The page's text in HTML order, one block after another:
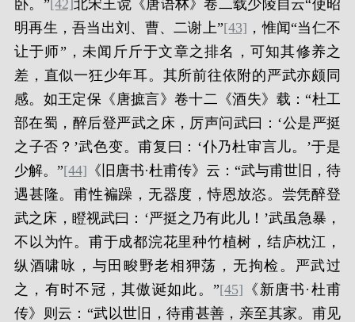
卧。”[42]北宋王谠《唐语林》卷二载少陵自云“使昭
明再生，吾当出刘、曹、二谢上”[43] ，惟闻“当仁不
让于师”，未闻斤斤于文章之排名，可知其修养之
差，直似一狂少年耳。其所前往依附的严武亦颇同
感。如王定保《唐摭言》卷十二《酒失》载：“杜工
部在蜀，醉后登严武之床，厉声问武曰：‘公是严挺
之子否？’武色变。甫复曰：‘仆乃杜审言儿。’于是
少解。”[44] 《旧唐书·杜甫传》云：“武与甫世旧，待
遇甚隆。甫性褊躁，无器度，恃恩放恣。尝凭醉登
武之床，瞪视武曰：‘严挺之乃有此儿！’武虽急暴，
不以为忤。甫于成都浣花里种竹植树，结庐枕江，
纵酒啸咏，与田畯野老相狎荡，无拘检。严武过
之，有时不冠，其傲诞如此。”[45] 《新唐书·杜甫
传》则云：“武以世旧，待甫甚善，亲至其家。甫见